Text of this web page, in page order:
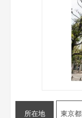
所在地 東京